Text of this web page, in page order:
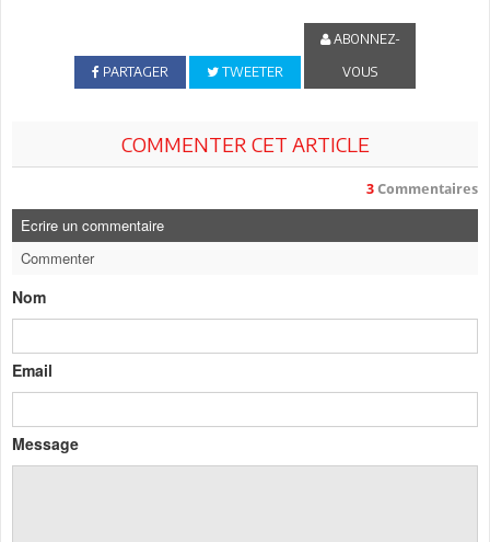
PARTAGER TWEETER
ABONNEZ-
VOUS
COMMENTER CET ARTICLE
3 Commentaires
Ecrire un commentaire
Commenter
Nom
Email
Message